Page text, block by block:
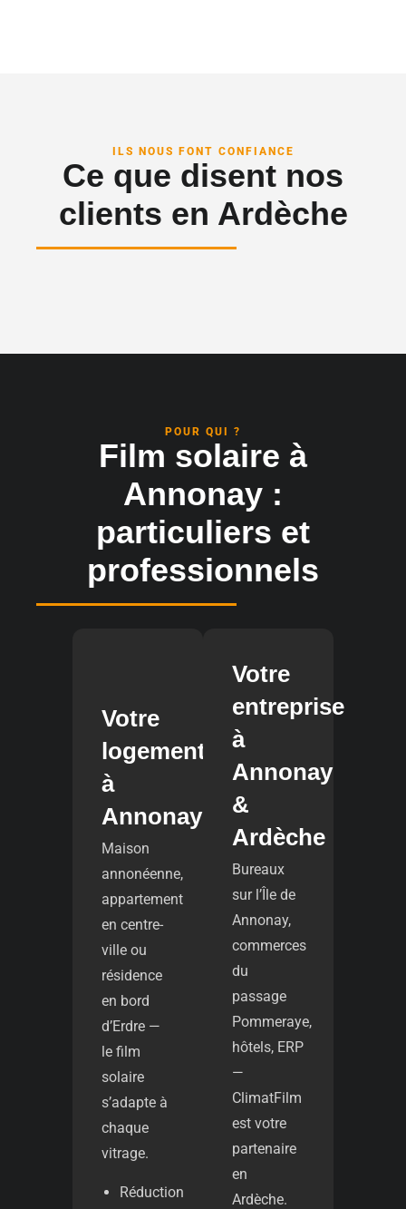
ILS NOUS FONT CONFIANCE
Ce que disent nos
clients en Ardèche
POUR QUI ?
Film solaire à
Annonay :
particuliers et
professionnels
Votre
logement
à
Annonay
Maison
annonéenne,
appartement
en centre-
ville ou
résidence
en bord
d’Erdre —
le film
solaire
s’adapte à
chaque
vitrage.
Réduction
Votre
entreprise
à
Annonay
&
Ardèche
Bureaux
sur l’Île de
Annonay,
commerces
du
passage
Pommeraye,
hôtels, ERP
—
ClimatFilm
est votre
partenaire
en
Ardèche.